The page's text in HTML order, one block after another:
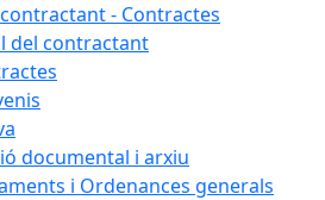
- Contractes
del contractant
documental i arxiu
i Ordenances generals